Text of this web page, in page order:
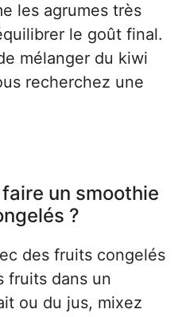
les agrumes très
le goût final.
mélanger du kiwi
recherchez une
un smoothie
?
des fruits congelés
fruits dans un
ou du jus, mixez